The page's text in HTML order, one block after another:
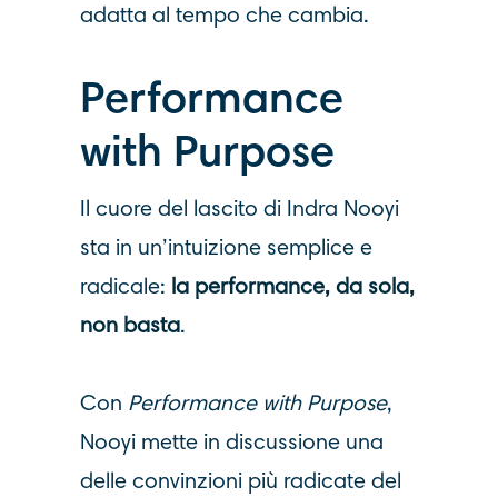
adatta al tempo che cambia.
Performance
with Purpose
Il cuore del lascito di Indra Nooyi
sta in un’intuizione semplice e
radicale: la performance, da sola,
non basta.
Con Performance with Purpose,
Nooyi mette in discussione una
delle convinzioni più radicate del